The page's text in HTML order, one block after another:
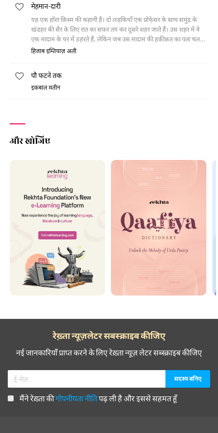
मेहमान-दारी
यह एक हॉरर क़िस्म की कहानी है। दो लड़कियाँ एक प्रोफे़सर के साथ समुंद्र के
खंडहर की सैर के लिए रात का सफ़र तय कर दूसरे शहर जाते हैं। उस शहर में वे
एक मादाम के घर में ठहरते हैं, लेकिन जब उस मादाम की हक़ीक़त का पता चलता
है तो हालात दूसरा ही रुख़ इख्त़ियार कर लेते हैं।
हिजाब इम्तियाज़ अली
पौ फटने तक
इक़बाल मतीन
और खोजिए
रेख़्ता न्यूज़लेटर सबस्क्राइब कीजिए
नई जानकारियाँ प्राप्त करने के लिए रेख़्ता न्यूज़ लेटर सब्स्क्राइब कीजिए
मैंने रेख़्ता कीगोपनीयता नीतिपढ़ ली है और इससे सहमत हूँ